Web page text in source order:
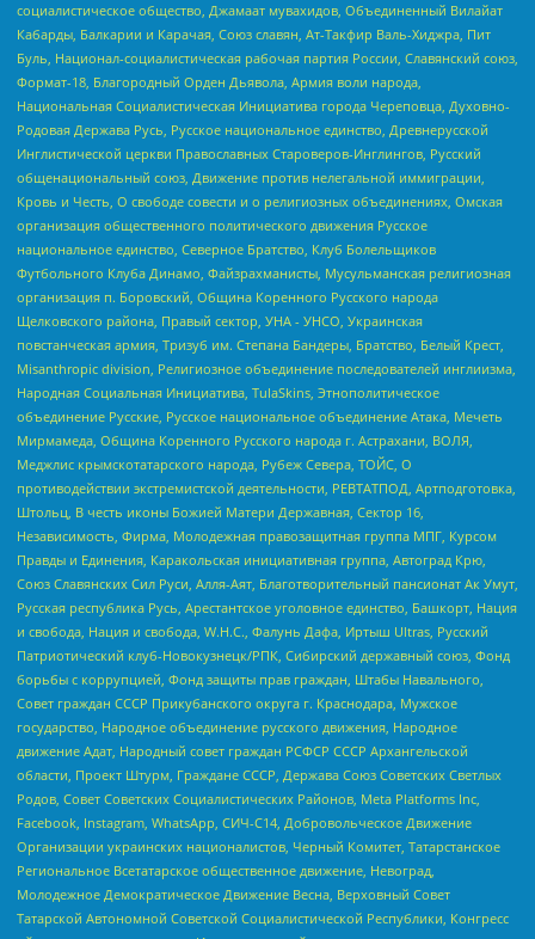
социалистическое общество, Джамаат мувахидов, Объединенный Вилайат
Кабарды, Балкарии и Карачая, Союз славян, Ат-Такфир Валь-Хиджра, Пит
Буль, Национал-социалистическая рабочая партия России, Славянский союз,
Формат-18, Благородный Орден Дьявола, Армия воли народа,
Национальная Социалистическая Инициатива города Череповца, Духовно-
Родовая Держава Русь, Русское национальное единство, Древнерусской
Инглистической церкви Православных Староверов-Инглингов, Русский
общенациональный союз, Движение против нелегальной иммиграции,
Кровь и Честь, О свободе совести и о религиозных объединениях, Омская
организация общественного политического движения Русское
национальное единство, Северное Братство, Клуб Болельщиков
Футбольного Клуба Динамо, Файзрахманисты, Мусульманская религиозная
организация п. Боровский, Община Коренного Русского народа
Щелковского района, Правый сектор, УНА - УНСО, Украинская
повстанческая армия, Тризуб им. Степана Бандеры, Братство, Белый Крест,
Misanthropic division, Религиозное объединение последователей инглиизма,
Народная Социальная Инициатива, TulaSkins, Этнополитическое
объединение Русские, Русское национальное объединение Атака, Мечеть
Мирмамеда, Община Коренного Русского народа г. Астрахани, ВОЛЯ,
Меджлис крымскотатарского народа, Рубеж Севера, ТОЙС, О
противодействии экстремистской деятельности, РЕВТАТПОД, Артподготовка,
Штольц, В честь иконы Божией Матери Державная, Сектор 16,
Независимость, Фирма, Молодежная правозащитная группа МПГ, Курсом
Правды и Единения, Каракольская инициативная группа, Автоград Крю,
Союз Славянских Сил Руси, Алля-Аят, Благотворительный пансионат Ак Умут,
Русская республика Русь, Арестантское уголовное единство, Башкорт, Нация
и свобода, Нация и свобода, W.H.С., Фалунь Дафа, Иртыш Ultras, Русский
Патриотический клуб-Новокузнецк/РПК, Сибирский державный союз, Фонд
борьбы с коррупцией, Фонд защиты прав граждан, Штабы Навального,
Совет граждан СССР Прикубанского округа г. Краснодара, Мужское
государство, Народное объединение русского движения, Народное
движение Адат, Народный совет граждан РСФСР СССР Архангельской
области, Проект Штурм, Граждане СССР, Держава Союз Советских Светлых
Родов, Совет Советских Социалистических Районов, Meta Platforms Inc,
Facebook, Instagram, WhatsApp, СИЧ-С14, Добровольческое Движение
Организации украинских националистов, Черный Комитет, Татарстанское
Региональное Всетатарское общественное движение, Невоград,
Молодежное Демократическое Движение Весна, Верховный Совет
Татарской Автономной Советской Социалистической Республики, Конгресс